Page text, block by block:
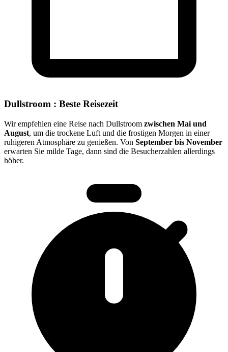
Dullstroom : Beste Reisezeit
Wir empfehlen eine Reise nach Dullstroom zwischen Mai und
August, um die trockene Luft und die frostigen Morgen in einer
ruhigeren Atmosphäre zu genießen. Von September bis November
erwarten Sie milde Tage, dann sind die Besucherzahlen allerdings
höher.